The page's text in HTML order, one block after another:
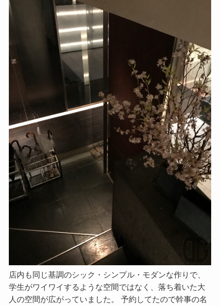
店内も同じ基調のシック・シンプル・モダンな作りで、
学生がワイワイするような空間ではなく、落ち着いた大
人の空間が広がっていました。 予約してたので幹事の名